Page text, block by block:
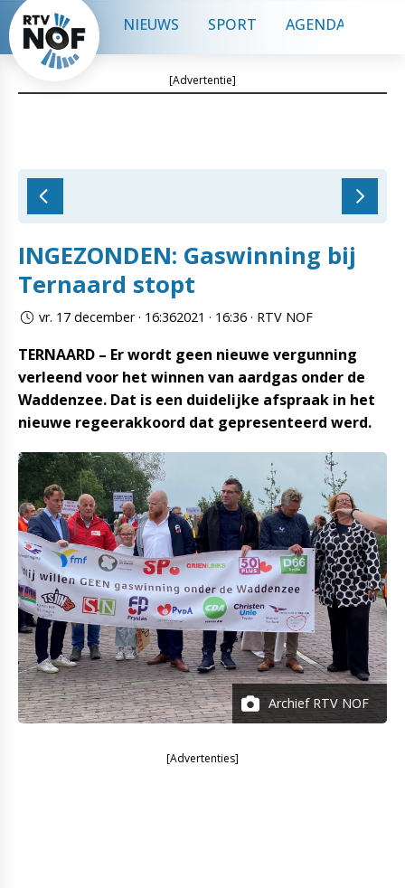
NIEUWS SPORT AGENDA
[Advertentie]
INGEZONDEN: Gaswinning bij
Ternaard stopt
vr. 17 december · 16:362021 · 16:36 · RTV NOF
TERNAARD – Er wordt geen nieuwe vergunning
verleend voor het winnen van aardgas onder de
Waddenzee. Dat is een duidelijke afspraak in het
nieuwe regeerakkoord dat gepresenteerd werd.
Archief RTV NOF
[Advertenties]